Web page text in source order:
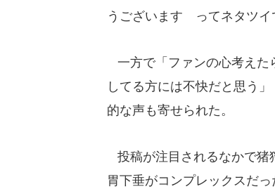
うございます ってネタツイ
一方で「ファンの心考えた
してる方には不快だと思う
的な声も寄せられた。
投稿が注目されるなかで猪
胃下垂がコンプレックスだ